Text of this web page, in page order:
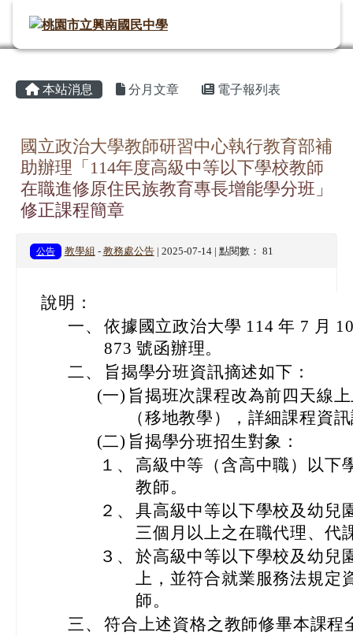
桃園市立興南國民中學
導覽列
主內容區域
本站消息 分月文章 電子報列表
國立政治大學教師研習中心執行教育部補
助辦理「114年度高級中等以下學校教師
在職進修原住民族教育專長增能學分班」
修正課程簡章
公告 教學組 - 教務處公告| 2025-07-14 | 點閱數： 81
說明：
一、 依據國立政治大學 114 年 7 月
873 號函辦理。
二、
旨揭學分班資訊摘述如下：
(一) 旨揭班次課程改為前四天線
（移地教學），詳細課程資
(二) 旨揭學分班招生對象：
１、
高級中等（含高中職）以下
教師。
２、 具高級中等以下學校及幼兒
三個月以上之在職代理、代
３、 於高級中等以下學校及幼兒
上，並符合就業服務法規定
師。
三、 符合上述資格之教師修畢本課程